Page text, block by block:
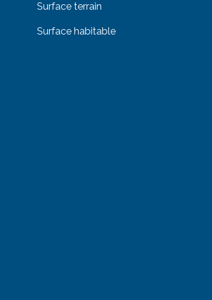
Surface terrain
Surface habitable